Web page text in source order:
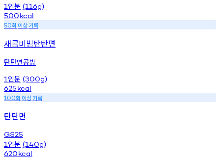
1 인분 (116g)
500kcal
50회 이상기록
새콤비빔탄탄면
탄탄면공방
1 인분 (300g)
625kcal
100회 이상기록
탄탄면
GS25
1 인분 (140g)
620kcal